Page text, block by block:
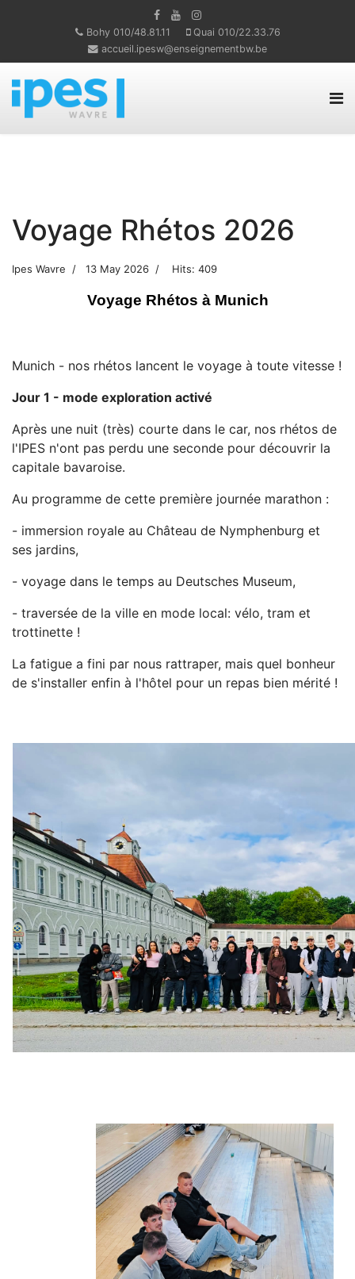
Bohy 010/48.81.11
Quai 010/22.33.76
accueil.ipesw@enseignementbw.be
Voyage Rhétos 2026
Ipes Wavre 13 May 2026 Hits: 409
Voyage Rhétos à Munich
Munich - nos rhétos lancent le voyage à toute vitesse !
Jour 1 - mode exploration activé
Après une nuit (très) courte dans le car, nos rhétos de
l'IPES n'ont pas perdu une seconde pour découvrir la
capitale bavaroise.
Au programme de cette première journée marathon :
- immersion royale au Château de Nymphenburg et
ses jardins,
- voyage dans le temps au Deutsches Museum,
- traversée de la ville en mode local: vélo, tram et
trottinette !
La fatigue a fini par nous rattraper, mais quel bonheur
de s'installer enfin à l'hôtel pour un repas bien mérité !